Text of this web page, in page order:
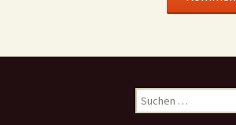
Suchen
nach: